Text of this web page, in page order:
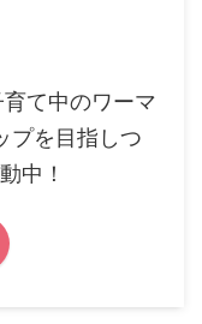
て中のワーマ
プを目指しつ
中！